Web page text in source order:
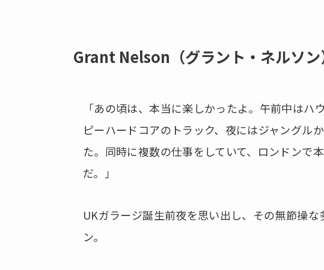
Grant Nelson（グラント・ネルソン
「あの頃は、本当に楽しかったよ。午前中はハ
ピーハードコアのトラック、夜にはジャングル
た。同時に複数の仕事をしていて、ロンドンで
だ。」
UKガラージ誕生前夜を思い出し、その無節操
ン。